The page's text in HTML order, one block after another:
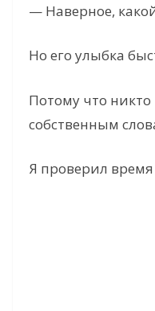
— Наверное,
Но его улыбка
Потому что никто
собственным
Я проверил